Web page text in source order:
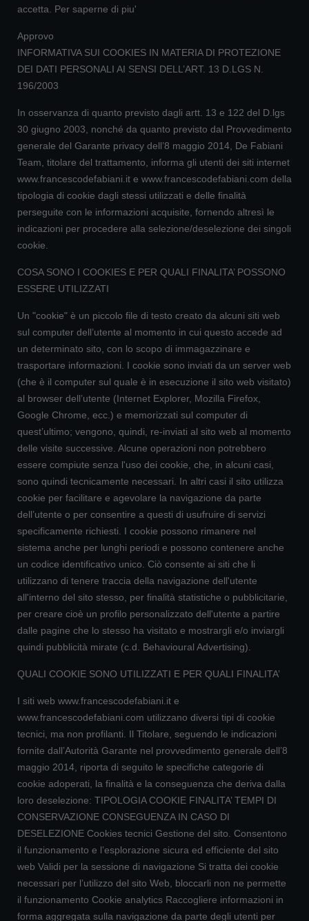
accetta. Per saperne di piu'
Approvo
INFORMATIVA SUI COOKIES IN MATERIA DI PROTEZIONE
DEI DATI PERSONALI AI SENSI DELL’ART. 13 D.LGS N.
196/2003
In osservanza di quanto previsto dagli artt. 13 e 122 del D.lgs
30 giugno 2003, nonché da quanto previsto dal Provvedimento
generale del Garante privacy dell’8 maggio 2014, De Fabiani
Team, titolare del trattamento, informa gli utenti dei siti internet
www.francescodefabiani.it e www.francescodefabiani.com della
tipologia di cookie dagli stessi utilizzati e delle finalità
perseguite con le informazioni acquisite, fornendo altresì le
indicazioni per procedere alla selezione/deselezione dei singoli
cookie.
COSA SONO I COOKIES E PER QUALI FINALITA’ POSSONO
ESSERE UTILIZZATI
Un "cookie" è un piccolo file di testo creato da alcuni siti web
sul computer dell’utente al momento in cui questo accede ad
un determinato sito, con lo scopo di immagazzinare e
trasportare informazioni. I cookie sono inviati da un server web
(che è il computer sul quale è in esecuzione il sito web visitato)
al browser dell’utente (Internet Explorer, Mozilla Firefox,
Google Chrome, ecc.) e memorizzati sul computer di
quest’ultimo; vengono, quindi, re-inviati al sito web al momento
delle visite successive. Alcune operazioni non potrebbero
essere compiute senza l'uso dei cookie, che, in alcuni casi,
sono quindi tecnicamente necessari. In altri casi il sito utilizza
cookie per facilitare e agevolare la navigazione da parte
dell’utente o per consentire a questi di usufruire di servizi
specificamente richiesti. I cookie possono rimanere nel
sistema anche per lunghi periodi e possono contenere anche
un codice identificativo unico. Ciò consente ai siti che li
utilizzano di tenere traccia della navigazione dell'utente
all'interno del sito stesso, per finalità statistiche o pubblicitarie,
per creare cioè un profilo personalizzato dell'utente a partire
dalle pagine che lo stesso ha visitato e mostrargli e/o inviargli
quindi pubblicità mirate (c.d. Behavioural Advertising).
QUALI COOKIE SONO UTILIZZATI E PER QUALI FINALITA’
I siti web www.francescodefabiani.it e
www.francescodefabiani.com utilizzano diversi tipi di cookie
tecnici, ma non profilanti. Il Titolare, seguendo le indicazioni
fornite dall’Autorità Garante nel provvedimento generale dell’8
maggio 2014, riporta di seguito le specifiche categorie di
cookie adoperati, la finalità e la conseguenza che deriva dalla
loro deselezione: TIPOLOGIA COOKIE FINALITA’ TEMPI DI
CONSERVAZIONE CONSEGUENZA IN CASO DI
DESELEZIONE Cookies tecnici Gestione del sito. Consentono
il funzionamento e l’esplorazione sicura ed efficiente del sito
web Validi per la sessione di navigazione Si tratta dei cookie
necessari per l’utilizzo del sito Web, bloccarli non ne permette
il funzionamento Cookie analytics Raccogliere informazioni in
forma aggregata sulla navigazione da parte degli utenti per